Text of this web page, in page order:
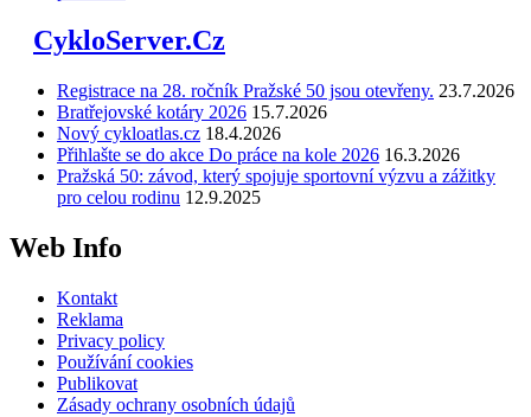
CykloServer.Cz
Registrace na 28. ročník Pražské 50 jsou otevřeny. 23.7.2026
Bratřejovské kotáry 2026 15.7.2026
Nový cykloatlas.cz 18.4.2026
Přihlašte se do akce Do práce na kole 2026 16.3.2026
Pražská 50: závod, který spojuje sportovní výzvu a zážitky
pro celou rodinu 12.9.2025
Web Info
Kontakt
Reklama
Privacy policy
Používání cookies
Publikovat
Zásady ochrany osobních údajů